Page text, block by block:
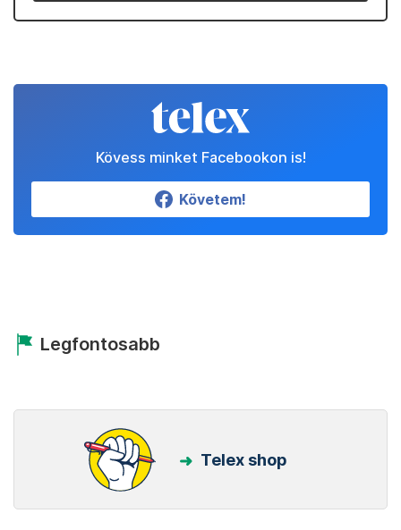
Kövess minket Facebookon is!
Követem!
Legfontosabb
Telex shop